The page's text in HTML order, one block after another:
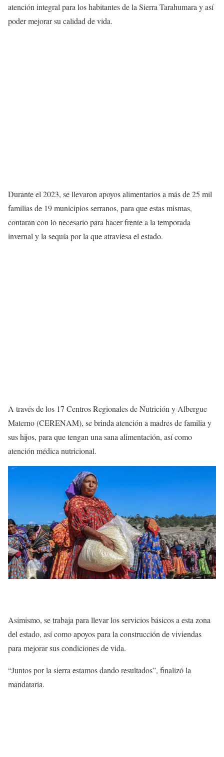
atención integral para los habitantes de la Sierra Tarahumara y así
poder mejorar su calidad de vida.
Durante el 2023, se llevaron apoyos alimentarios a más de 25 mil
familias de 19 municipios serranos, para que estas mismas,
contaran con lo necesario para hacer frente a la temporada
invernal y la sequía por la que atraviesa el estado.
A través de los 17 Centros Regionales de Nutrición y Albergue
Materno (CERENAM), se brinda atención a madres de familia y
sus hijos, para que tengan una sana alimentación, así como
atención médica nutricional.
Asimismo, se trabaja para llevar los servicios básicos a esta zona
del estado, así como apoyos para la construcción de viviendas
para mejorar sus condiciones de vida.
“Juntos por la sierra estamos dando resultados”, finalizó la
mandataria.